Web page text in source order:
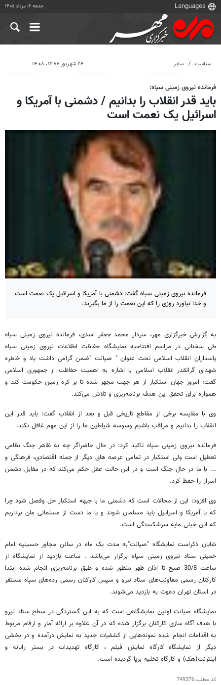
جمعه ۱۶ مرداد ۱۴۰۵
سیاست سایر ۲۴ شهریور ۱۳۸۷، ۱۴:۰۸
فرمانده نیروی زمینی سپاه:
باید قدر انقلاب را بدانیم / دشمنی با آمریکا و
اسرائیل یک نعمت است
فرمانده نیروی زمینی سپاه گفت: دشمنی با آمریکا و اسرائیل یک نعمت است
و خدا نیاورد روزی را که این نعمت را از ما بگیرند.
به گزارش خبرگزاری مهر، سردار محمد جعفر اسدی، فرمانده نیروی زمینی سپاه
طی سخنانی در مراسم افتتاحیه نمایشگاه حفاظت اطلاعات نیروی زمینی سپاه
پاسداران انقلاب اسلامی تحت عنوان " صیانت "ضمن گرامی داشت یاد و خاطره
شهدای گرانقدر انقلاب اسلامی با اشاره به اهمیت حفاظت از جمهوری اسلامی
گفت: امروز جهان استکبار از هر جهت مجهز شده تا بر کره زمین حکومت کند و
همواره برای تحقق این هدف برنامه‌ریزی و تلاش می‌کند.
وی با مقایسه برخی از مقاطع تاریخی قبل و بعد از انقلاب گفت: باید قدر این
انقلاب را بدانیم و مراقب باشیم وسوسه شیاطین ما را از این مهم غافل نکند.
فرمانده نیروی زمینی سپاه تاکید کرد: در حال حاضراگر چه به ظاهر جنگ نظامی
تعطیل است ولی استکبار در تمامی عرصه‌ های دیگر از جمله اقتصادی، فرهنگی و
... با ما در حال جنگ است و در این حالت عقل حکم می‌کند که در مقابل دشمن
اسرار را حفظ کرد.
وی افزود: این از محالات است که دشمنی ما با جبهه استکبار حل وفصل شود چرا
که یا آمریکا و اسراییل باید مسلمان شوند و یا ما دست از مسلمانی مان برداریم
که این خیلی مایه سرشکستگی است.
شایان ذکراست نمایشگاه "صیانت"به مدت یک ماه در سالن مجاور حسینیه امام
خمینی ستاد نیروی زمینی سپاه برگزار می‌باشد . ساعت بازدید از نمایشگاه از
ساعت 30/8 صبح تا اذان ظهر منظور شده و طبق برنامه‌ریزی انجام شده ابتدا
کارکنان رسمی معاونت‌های ستاد نیرو و سپس کارکنان رسمی رده‌های سپاه مستقر
در استان تهران دعوت به بازدید می‌شوند.
نمایشگاه صیانت اولین نمایشگاهی است که به این گستردگی در سطح ستاد نیرو
با هدف آگاه سازی کارکنان برگزار شده که در آن علاوه بر ارائه آمار و ارقام مربوط
به اقدامات انجام شده نمونه‌هایی از کشفیات جدید به نمایش درآمده و در بخشی
دیگر از نمایشگاه کارگاه نمایش فیلم ، کارگاه تهدیدات در بستر رایانه و
اینترنت(هک) و کارگاه تخلیه برپا گردیده است.
کد مطلب749376